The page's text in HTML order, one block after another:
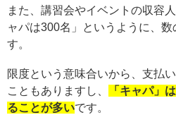
また、講習会やイベントの収容
ャパは300名」というように、
す。
限度という意味合いから、支払
こともありますし、
「キャパ」
ることが多いです。